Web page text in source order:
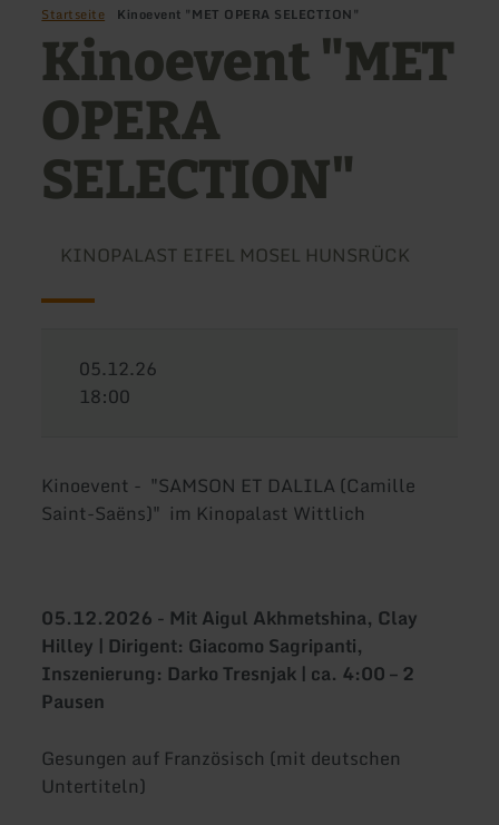
Startseite Kinoevent "MET OPERA SELECTION"
Kinoevent "MET
OPERA
SELECTION"
KINOPALAST EIFEL MOSEL HUNSRÜCK
05.12.26
18:00
Kinoevent - "SAMSON ET DALILA (Camille
Saint-Saëns)" im Kinopalast Wittlich
05.12.2026 - Mit Aigul Akhmetshina, Clay
Hilley | Dirigent: Giacomo Sagripanti,
Inszenierung: Darko Tresnjak | ca. 4:00 – 2
Pausen
Gesungen auf Französisch (mit deutschen
Untertiteln)